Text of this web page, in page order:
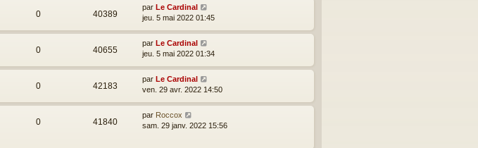
0 40389
par Le Cardinal
jeu. 5 mai 2022 01:45
0 40655
par Le Cardinal
jeu. 5 mai 2022 01:34
0 42183
par Le Cardinal
ven. 29 avr. 2022 14:50
0 41840
par Roccox
sam. 29 janv. 2022 15:56